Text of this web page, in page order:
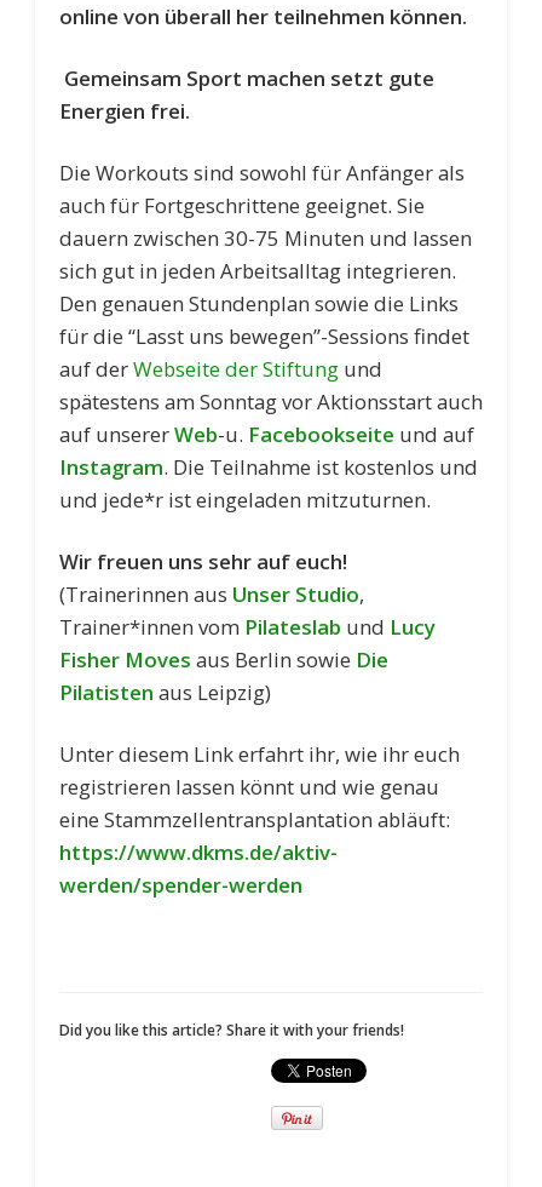
online von überall her teilnehmen können.
Gemeinsam Sport machen setzt gute
Energien frei.
Die Workouts sind sowohl für Anfänger als
auch für Fortgeschrittene geeignet. Sie
dauern zwischen 30-75 Minuten und lassen
sich gut in jeden Arbeitsalltag integrieren.
Den genauen Stundenplan sowie die Links
für die “Lasst uns bewegen”-Sessions findet
auf derWebseite der Stiftungund
spätestens am Sonntag vor Aktionsstart auch
auf unsererWeb-u. Facebookseite und auf
Instagram. Die Teilnahme ist kostenlos und
und jede*r ist eingeladen mitzuturnen.
Wir freuen uns sehr auf euch!
(Trainerinnen aus Unser Studio,
Trainer*innen vom Pilateslab und Lucy
Fisher Moves aus Berlin sowie Die
Pilatisten aus Leipzig)
Unter diesem Link erfahrt ihr, wie ihr euch
registrieren lassen könnt und wie genau
eine Stammzellentransplantation abläuft:
https://www.dkms.de/aktiv-
werden/spender-werden
Did you like this article? Share it with your friends!